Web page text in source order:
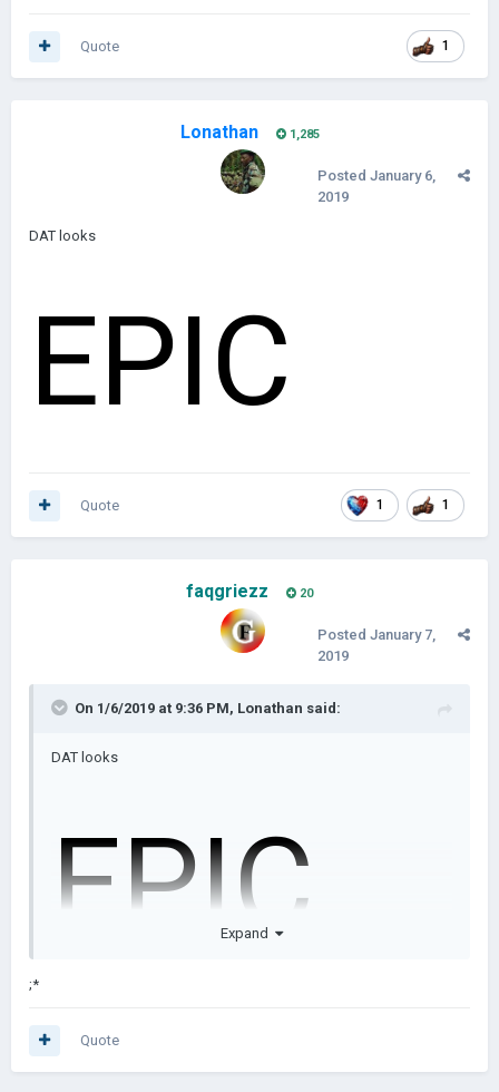
1
Quote
Lonathan 1,285
Posted January 6,
2019
DAT looks
EPIC
1 1
Quote
faqgriezz 20
Posted January 7,
2019
On 1/6/2019 at 9:36 PM, Lonathan said:
DAT looks
EPIC
Expand
;*
Quote